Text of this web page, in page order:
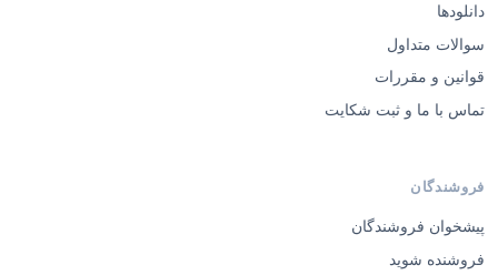
دانلودها
سوالات متداول
قوانین و مقررات
تماس با ما و ثبت شکایت
فروشندگان
پیشخوان فروشندگان
فروشنده شوید